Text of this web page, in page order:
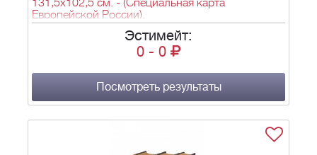
131,5х102,5 см. - (Специальная карта
Европейской России).
Эстимейт:
0 - 0
Посмотреть результаты